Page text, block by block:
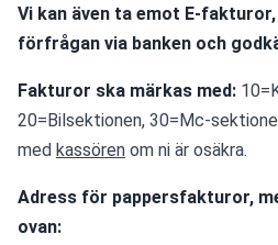
Vi kan även ta emot E-
förfrågan via banken och
Fakturor ska märkas med:
20=Bilsektionen, 30=Mc-
med kassören om ni är osäkra.
Adress för pappersfakturor,
ovan: